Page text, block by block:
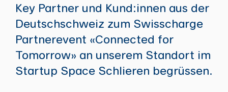
Key Partner und Kund:innen aus der
Deutschschweiz zum Swisscharge
Partnerevent «Connected for
Tomorrow» an unserem Standort im
Startup Space Schlieren begrüssen.